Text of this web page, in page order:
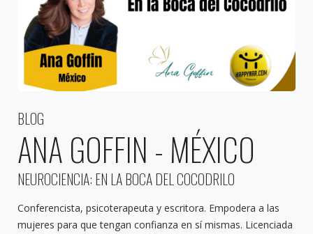
BLOG
ANA GOFFIN - MÉXICO
NEUROCIENCIA: EN LA BOCA DEL COCODRILO
Conferencista, psicoterapeuta y escritora. Empodera a las
mujeres para que tengan confianza en sí mismas. Licenciada